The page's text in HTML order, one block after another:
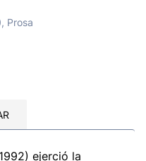
Prosa
ejerció la